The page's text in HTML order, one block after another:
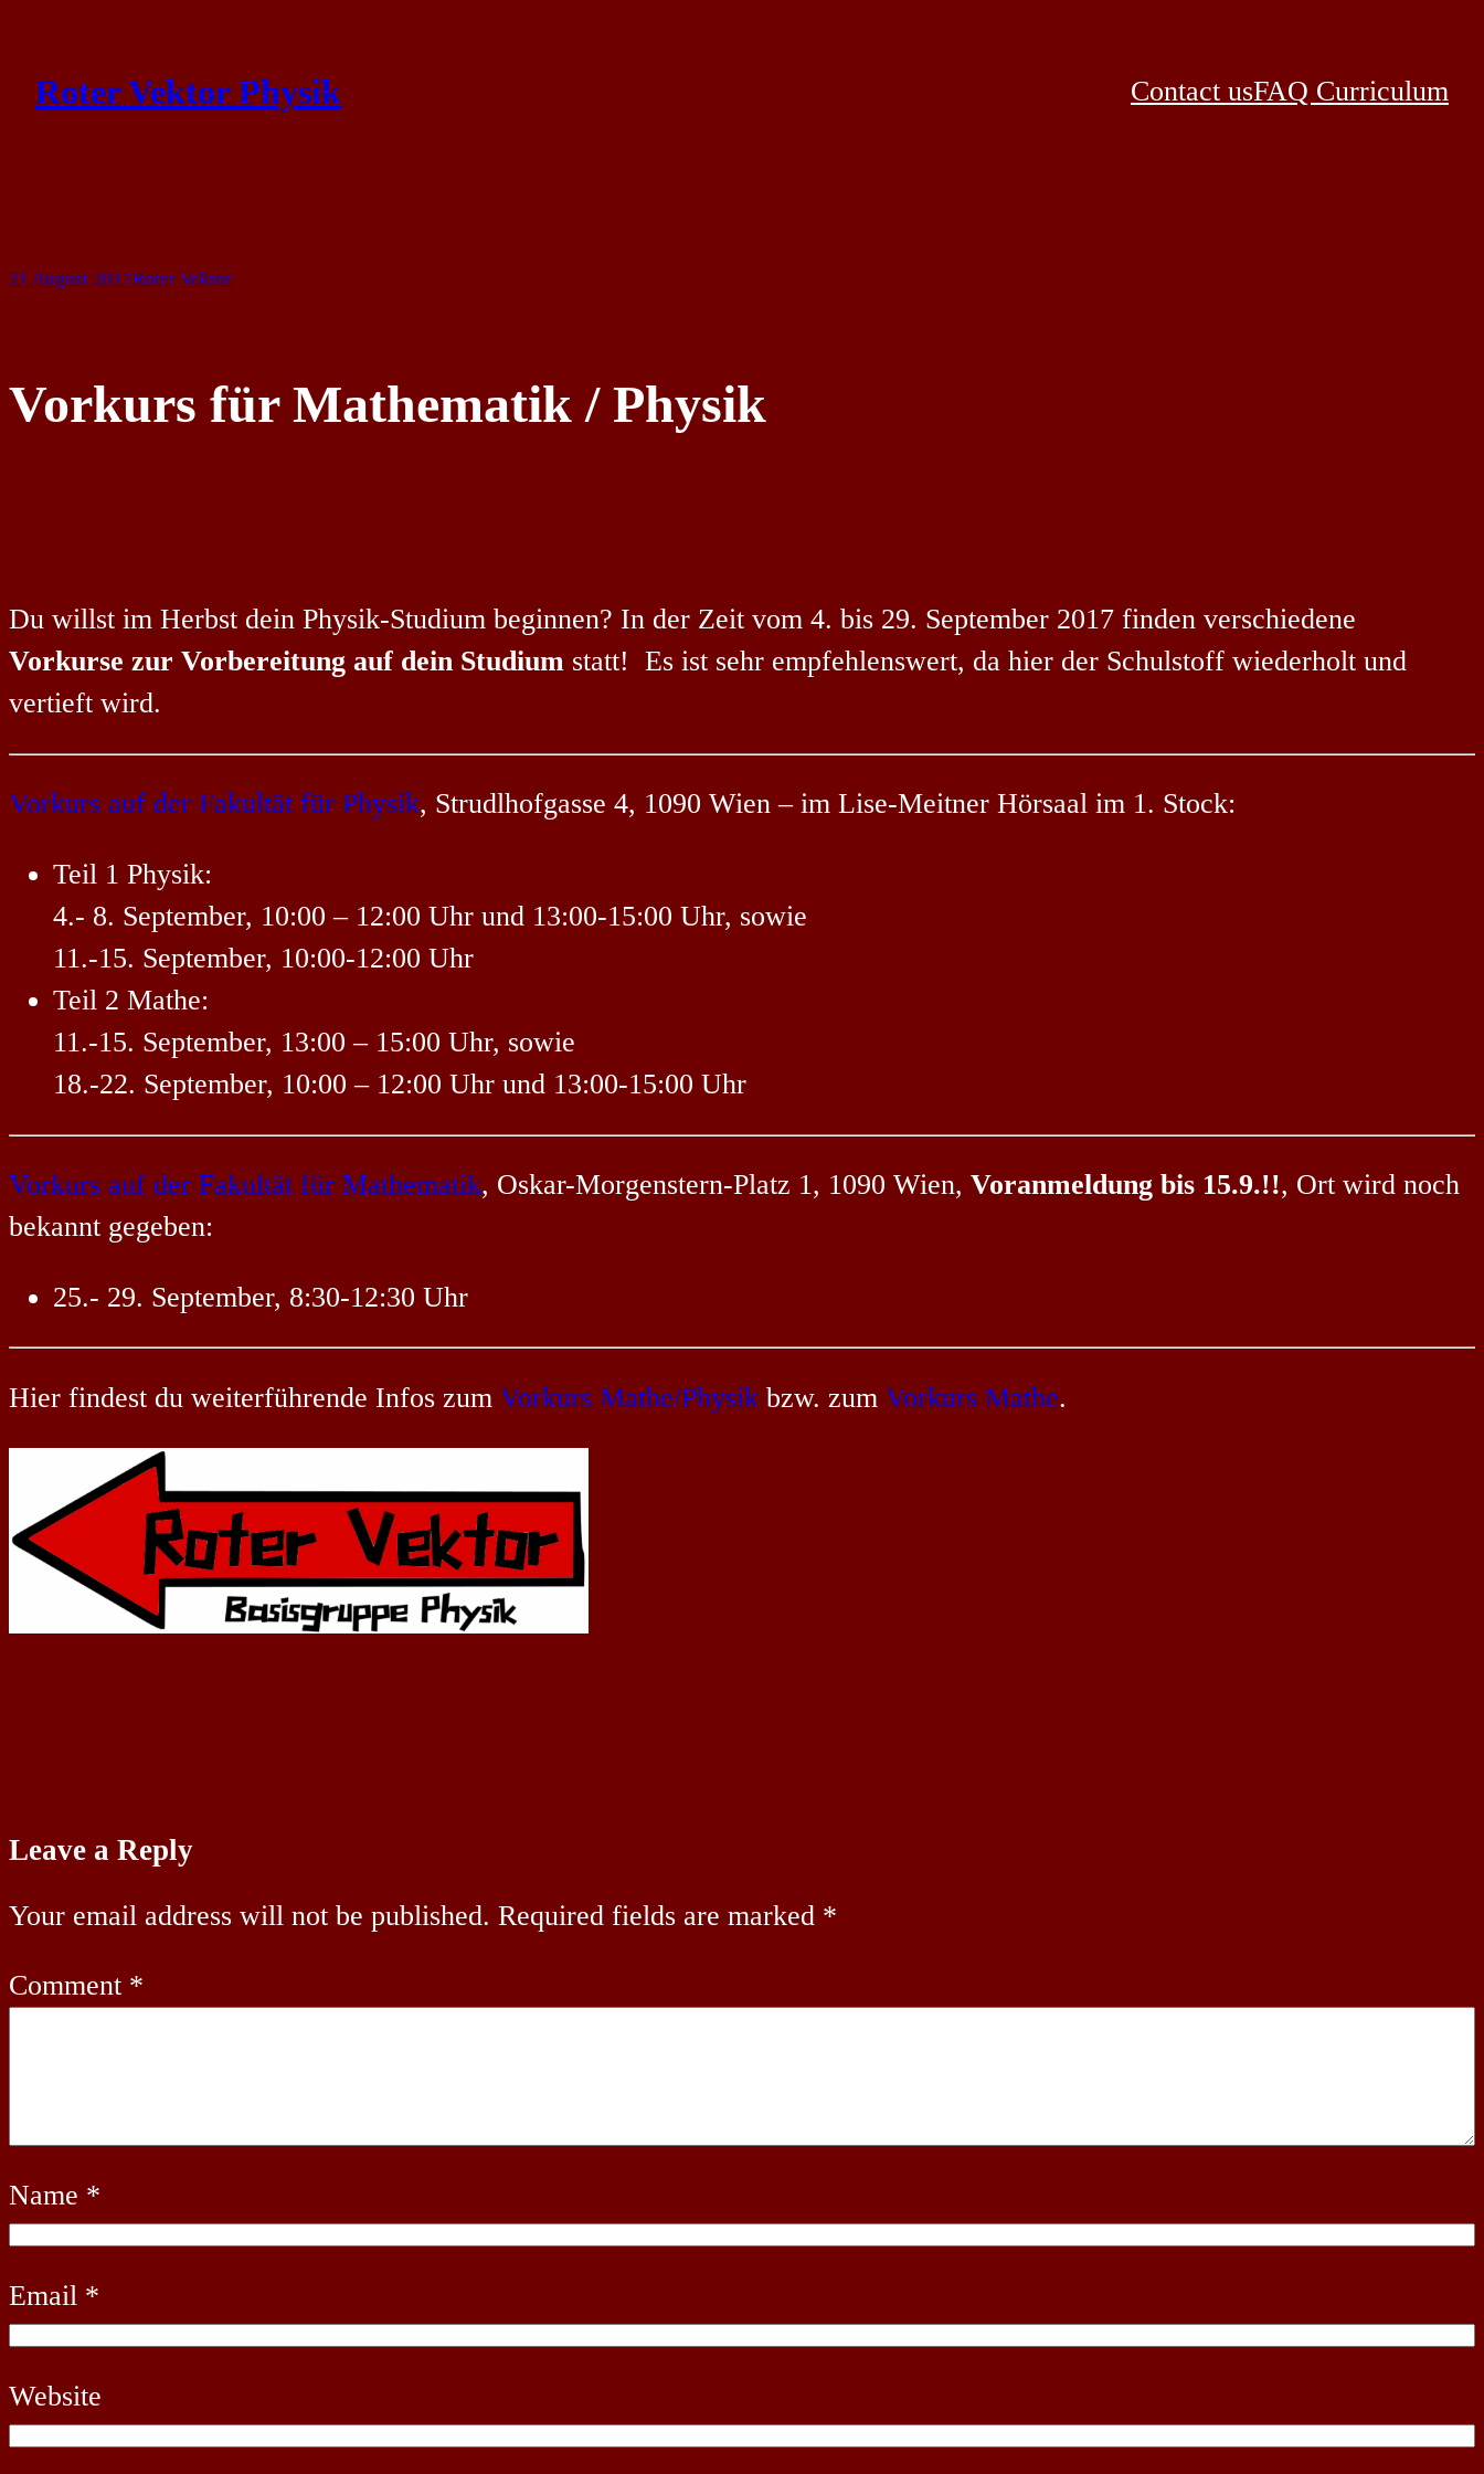
content
Roter Vektor Physik Contact usFAQ Curriculum
21 August 2017Roter Vektor
Vorkurs für Mathematik / Physik
Du willst im Herbst dein Physik-Studium beginnen? In der Zeit vom 4. bis 29. September 2017 finden verschiedene
Vorkurse zur Vorbereitung auf dein Studium statt! Es ist sehr empfehlenswert, da hier der Schulstoff wiederholt und
vertieft wird.
Vorkurs auf der Fakultät für Physik, Strudlhofgasse 4, 1090 Wien – im Lise-Meitner Hörsaal im 1. Stock:
Teil 1 Physik:
4.- 8. September, 10:00 – 12:00 Uhr und 13:00-15:00 Uhr, sowie
11.-15. September, 10:00-12:00 Uhr
Teil 2 Mathe:
11.-15. September, 13:00 – 15:00 Uhr, sowie
18.-22. September, 10:00 – 12:00 Uhr und 13:00-15:00 Uhr
Vorkurs auf der Fakultät für Mathematik, Oskar-Morgenstern-Platz 1, 1090 Wien, Voranmeldung bis 15.9.!!, Ort wird noch
bekannt gegeben:
25.- 29. September, 8:30-12:30 Uhr
Hier findest du weiterführende Infos zum Vorkurs Mathe/Physik bzw. zum Vorkurs Mathe.
Leave a Reply
Your email address will not be published. Required fields are marked *
Comment *
Name *
Email *
Website